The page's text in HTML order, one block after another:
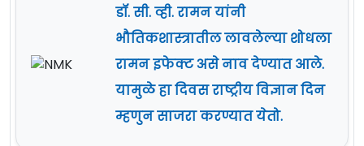
डॉ. सी. व्ही. रामन यांनी
भौतिकशास्त्रातील लावलेल्या शोधला
रामन इफेक्ट असे नाव देण्यात आले.
यामुळे हा दिवस राष्ट्रीय विज्ञान दिन
म्हणुन साजरा करण्यात येतो.